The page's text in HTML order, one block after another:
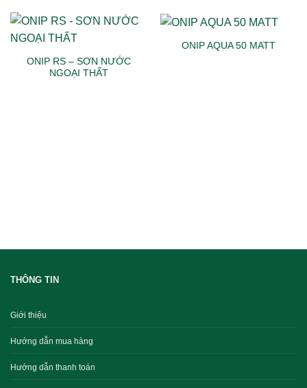
ONIP RS – SƠN NƯỚC
NGOẠI THẤT
ONIP AQUA 50 MATT
THÔNG TIN
Giới thiệu
Hướng dẫn mua hàng
Hướng dẫn thanh toán